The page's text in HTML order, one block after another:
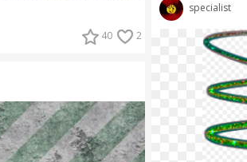
40 2
specialist